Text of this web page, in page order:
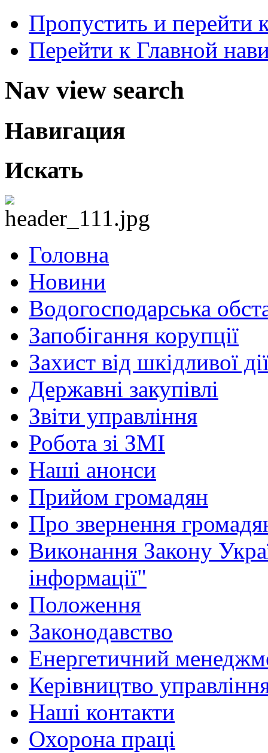
Пропустить и перейти
Перейти к Главной
Nav view search
Навигация
Искать
Головна
Новини
Водогосподарська
Запобігання корупції
Захист від шкідливої
Державні закупівлі
Звіти управління
Робота зі ЗМІ
Наші анонси
Прийом громадян
Про звернення
Виконання Закону
інформації"
Положення
Законодавство
Енергетичний
Керівництво
Наші контакти
Охорона праці